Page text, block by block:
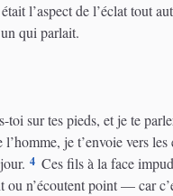
l’aspect de l’éclat tout
qui parlait.
sur tes pieds, et je te
je t’envoie vers
4 Ces fils à la face
ou n’écoutent point — car